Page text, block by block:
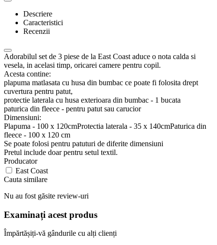
Descriere
Caracteristici
Recenzii
Adorabilul set de 3 piese de la East Coast aduce o nota calda si
vesela, in acelasi timp, oricarei camere pentru copil.
Acesta contine:
plapuma matlasata cu husa din bumbac ce poate fi folosita drept
cuvertura pentru patut,
protectie laterala cu husa exterioara din bumbac - 1 bucata
paturica din fleece - pentru patut sau carucior
Dimensiuni:
Plapuma - 100 x 120cmProtectia laterala - 35 x 140cmPaturica din
fleece - 100 x 120 cm
Se poate folosi pentru patuturi de diferite dimensiuni
Pretul include doar pentru setul textil.
Producator
East Coast
Cauta similare
Nu au fost găsite review-uri
Examinați acest produs
Împărtășiți-vă gândurile cu alți clienți